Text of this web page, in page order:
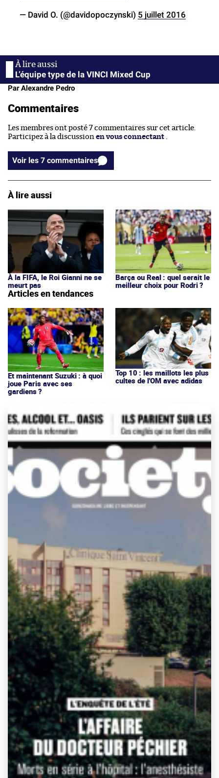
— David O. (@davidopoczynski) 5 juillet 2016
L’équipe type de la VINCI Mixed Cup
Par Alexandre Pedro
Commentaires
Les membres ont posté 7 commentaires sur cet article.
Participez à la discussion en vous connectant
Voir les 7 commentaires
À lire aussi
À la FIFA, le Roi Gianni ne se
meurt pas
Barça ou Real : quel serait le
meilleur choix pour Rodri ?
Articles en tendances
Et maintenant Suzuki : à quoi
joue Paris avec ses
gardiens ?
Top 10 : les maillots les plus
cultes de l'OM avec adidas